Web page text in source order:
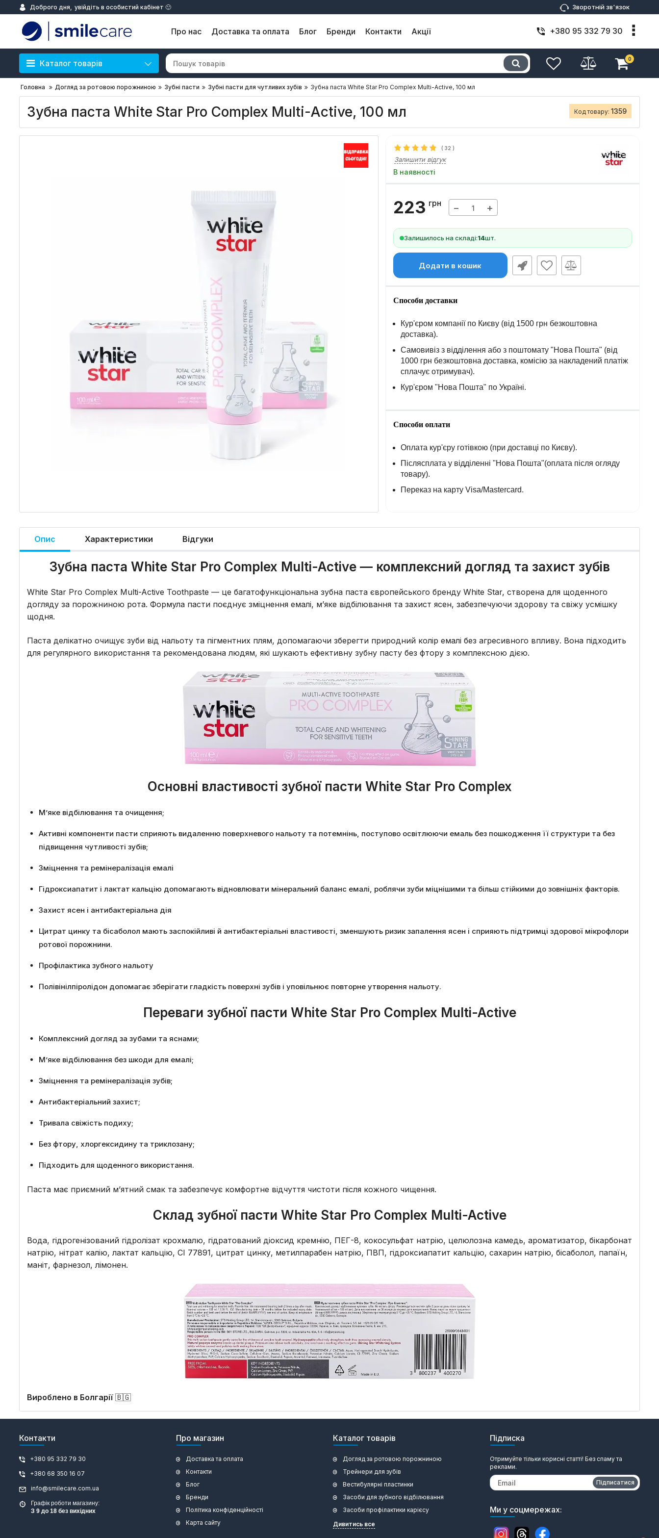
Доброго дня, увійдіть в особистий кабінет 🙂 Зворотній зв'язок
Про нас Доставка та оплата Блог Бренди Контакти Акції +380 95 332 79 30
Каталог товарів 0
Головна Догляд за ротовою порожниною Зубні пасти Зубні пасти для чутливих зубів Зубна паста White Star Pro Complex Multi-Active, 100 мл
Зубна паста White Star Pro Complex Multi-Active, 100 мл Код товару: 1359
( 32 )
Залишити відгук
В наявності
223 грн − +
Залишилось на складі:14шт.
Додати в кошик
Способи доставки
Кур'єром компанії по Києву (від 1500 грн безкоштовна
доставка).
Самовивіз з відділення або з поштомату "Нова Пошта" (від
1000 грн безкоштовна доставка, комісію за накладений платіж
сплачує отримувач).
Кур'єром "Нова Пошта" по Україні.
Способи оплати
Оплата кур'єру готівкою (при доставці по Києву).
Післясплата у відділенні "Нова Пошта"(оплата після огляду
товару).
Переказ на карту Visa/Mastercard.
Опис Характеристики Відгуки
Зубна паста White Star Pro Complex Multi-Active — комплексний догляд та захист зубів
White Star Pro Complex Multi-Active Toothpaste — це багатофункціональна зубна паста європейського бренду White Star, створена для щоденного
догляду за порожниною рота. Формула пасти поєднує зміцнення емалі, м’яке відбілювання та захист ясен, забезпечуючи здорову та свіжу усмішку
щодня.
Паста делікатно очищує зуби від нальоту та пігментних плям, допомагаючи зберегти природний колір емалі без агресивного впливу. Вона підходить
для регулярного використання та рекомендована людям, які шукають ефективну зубну пасту без фтору з комплексною дією.
Основні властивості зубної пасти White Star Pro Complex
М’яке відбілювання та очищення;
Активні компоненти пасти сприяють видаленню поверхневого нальоту та потемнінь, поступово освітлюючи емаль без пошкодження її структури та без
підвищення чутливості зубів;
Зміцнення та ремінералізація емалі
Гідроксиапатит і лактат кальцію допомагають відновлювати мінеральний баланс емалі, роблячи зуби міцнішими та більш стійкими до зовнішніх факторів.
Захист ясен і антибактеріальна дія
Цитрат цинку та бісаболол мають заспокійливі й антибактеріальні властивості, зменшують ризик запалення ясен і сприяють підтримці здорової мікрофлори
ротової порожнини.
Профілактика зубного нальоту
Полівінілпіролідон допомагає зберігати гладкість поверхні зубів і уповільнює повторне утворення нальоту.
Переваги зубної пасти White Star Pro Complex Multi-Active
Комплексний догляд за зубами та яснами;
М’яке відбілювання без шкоди для емалі;
Зміцнення та ремінералізація зубів;
Антибактеріальний захист;
Тривала свіжість подиху;
Без фтору, хлоргексидину та триклозану;
Підходить для щоденного використання.
Паста має приємний м’ятний смак та забезпечує комфортне відчуття чистоти після кожного чищення.
Склад зубної пасти White Star Pro Complex Multi-Active
Вода, гідрогенізований гідролізат крохмалю, гідратований діоксид кремнію, ПЕГ-8, кокосульфат натрію, целюлозна камедь, ароматизатор, бікарбонат
натрію, нітрат калію, лактат кальцію, CI 77891, цитрат цинку, метилпарабен натрію, ПВП, гідроксиапатит кальцію, сахарин натрію, бісаболол, папаїн,
маніт, фарнезол, лімонен.
Вироблено в Болгарії🇧🇬
Контакти
+380 95 332 79 30
+380 68 350 16 07
info@smilecare.com.ua
Графік роботи магазину:
З 9 до 18 без вихідних
Про магазин
Доставка та оплата
Контакти
Блог
Бренди
Політика конфіденційності
Карта сайту
Каталог товарів
Догляд за ротовою порожниною
Трейнери для зубів
Вестибулярні пластинки
Засоби для зубного відбілювання
Засоби профілактики карієсу
Дивитись все
Підписка
Отримуйте тільки корисні статті! Без спаму та
реклами.
Підписатися
Ми у соцмережах: